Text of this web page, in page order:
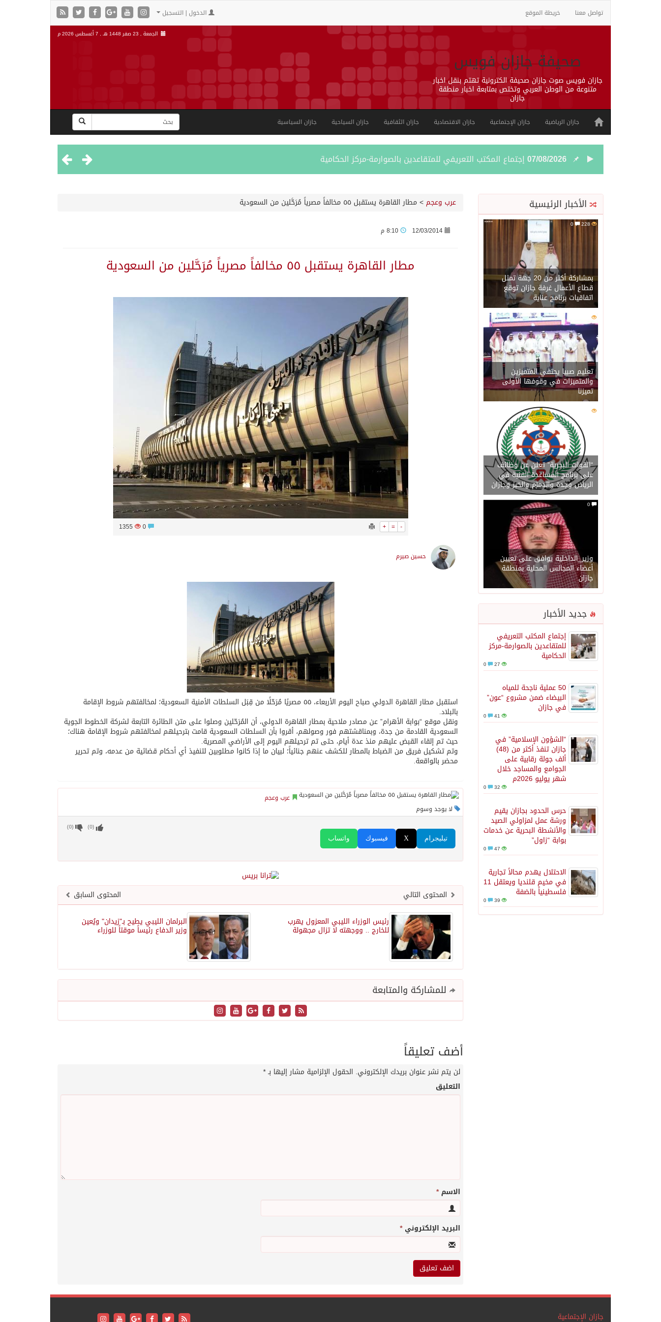
تواصل معنا خريطة الموقع الدخول | التسجيل
صحيفة جازان فويس
جازان فويس صوت جازان صحيفة الكترونية تهتم بنقل اخبار
متنوعة من الوطن العربي وتختص بمتابعة اخبار منطقة
جازان
الجمعة , 23 صفر 1448 هـ , 7 أغسطس 2026 م
جازان الرياضية جازان الإجتماعية جازان الاقتصادية جازان الثقافية جازان السياحية جازان السياسية
07/08/2026 إجتماع المكتب التعريفي للمتقاعدين بالصوارمة-مركز الحكامية
06/08/2026“الشؤون الإسلامية” في جازان تنفذ أكثر من (48) ألف جولة رقابية على الجوامع والمساجد خلال شهر يوليو 2026م
06/08/2026حرس الحدود بجازان يقيم ورشة عمل لمزاولي الصيد والأنشطة البحرية عن خدمات بوابة “زاول”
06/08/2026الاحتلال يهدم محالاً تجارية في مخيم قلنديا ويعتقل 11 فلسطينياً بالضفة
06/08/2026الهيئة العامة للإحصاء: إنتاج المملكة من النفط الخام بلغ 3.46 مليارات برميل عام 2025
06/08/2026«الصحة العالمية» تحذر: إيبولا يتسارع في الكونغو ويتجاوز قدرات الاستجابة
06/08/2026«لدينا كميات هائلة».. ترامب يرد على تقارير نفاد الصواريخ الدقيقة بعد حرب إيران والبنتاغون يلتزم الصمت
06/08/2026مركز “استدامة” بجازان يستعرض نظم وتقنيات الري الزراعية
06/08/2026أمير منطقة جازان يكرّم ثلاثة مواطنين لتبرعهم بأجزاء من أعضائهم
الأخبار الرئيسية
228
بمشاركة أكثر من 20 جهة تمثل
قطاع الأعمال غرفة جازان توقع
اتفاقيات برنامج عناية
205
تعليم صبيا يحتفي المتميزين
والمتميزات في وقوفها الأولى
تميزنا
202
“القوات البحرية” تعلن عن وظائف
على برنامج المساعدة الفنية في
الرياض وجدة والدمام والخبر وجازان
وزير_الداخلية يوافق على تعيين
أعضاء المجالس المحلية بمنطقة
جازان
جديد الأخبار
إجتماع المكتب التعريفي
للمتقاعدين بالصوارمة-مركز
الحكامية
27
50 عملية ناجحة للمياه
البيضاء ضمن مشروع “عون”
في جازان
41
“الشؤون الإسلامية” في
جازان تنفذ أكثر من (48)
ألف جولة رقابية على
الجوامع والمساجد خلال
شهر يوليو 2026م
32
حرس الحدود بجازان يقيم
ورشة عمل لمزاولي الصيد
والأنشطة البحرية عن خدمات
بوابة “زاول”
47
الاحتلال يهدم محالاً تجارية
في مخيم قلنديا ويعتقل 11
فلسطينياً بالضفة
39
عرب وعجم > مطار القاهرة يستقبل ٥٥ مخالفاً مصرياً مُرَحَّلين من السعودية
12/03/2014
مطار القاهرة يستقبل ٥٥ مخالفاً مصرياً مُرَحَّلين من السعودية
+ = -
0
1355
حسين صيرم
استقبل مطار القاهرة الدولي صباح اليوم الأربعاء، ٥٥ مصريًا مُرَحّلًا من قِبَل السلطات الأمنية السعودية؛ لمخالفتهم شروط الإقامة
بالبلاد.
ونقل موقع “بوابة الأهرام” عن مصادر ملاحية بمطار القاهرة الدولي، أن المُرَحّلين وصلوا على متن الطائرة التابعة لشركة الخطوط الجوية
السعودية القادمة من جدة، وبمناقشتهم فور وصولهم، أقروا بأن السلطات السعودية قامت بترحيلهم لمخالفتهم شروط الإقامة هناك؛
حيث تم إلقاء القبض عليهم منذ عدة أيام، حتى تم ترحيلهم اليوم إلى الأراضي المصرية.
وتم تشكيل فريق من الضباط بالمطار للكشف عنهم جنائياً؛ لبيان ما إذا كانوا مطلوبين لتنفيذ أي أحكام قضائية من عدمه، وتم تحرير
محضر بالواقعة.
عرب وعجم
لا يوجد وسوم
واتساب فيسبوك X تيليجرام
(
0
) (
0
)
المحتوى السابق
المحتوى التالي
البرلمان الليبي يطيح بـ"زيدان" ويُعين
وزير الدفاع رئيساً موقتاً للوزراء
رئيس الوزراء الليبي المعزول يهرب
للخارج .. ووجهته لا تزال مجهولة
للمشاركة والمتابعة
أضف تعليقاً
لن يتم نشر عنوان بريدك الإلكتروني. الحقول الإلزامية مشار إليها بـ*
التعليق
الاسم*
البريد الإلكتروني*
جازان الإجتماعية